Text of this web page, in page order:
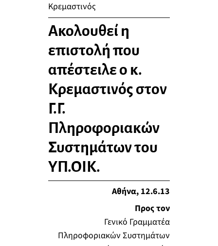
Κρεμαστινός
Ακολουθεί η
επιστολή που
απέστειλε ο κ.
Κρεμαστινός στον
Γ.Γ.
Πληροφοριακών
Συστημάτων του
ΥΠ.ΟΙΚ.
Αθήνα, 12.6.13
Προς τον
Γενικό Γραμματέα
Πληροφοριακών Συστημάτων